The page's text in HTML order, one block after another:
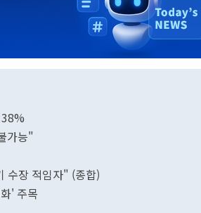
가능"
수장 적임자" (종합)
' 주목